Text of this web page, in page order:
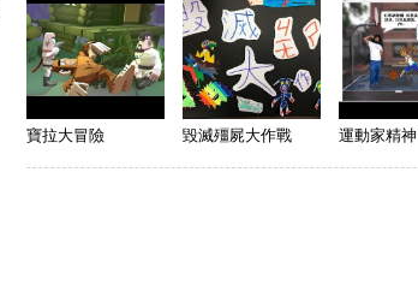
寶拉大冒險 毀滅殭屍大作戰 運動家精神